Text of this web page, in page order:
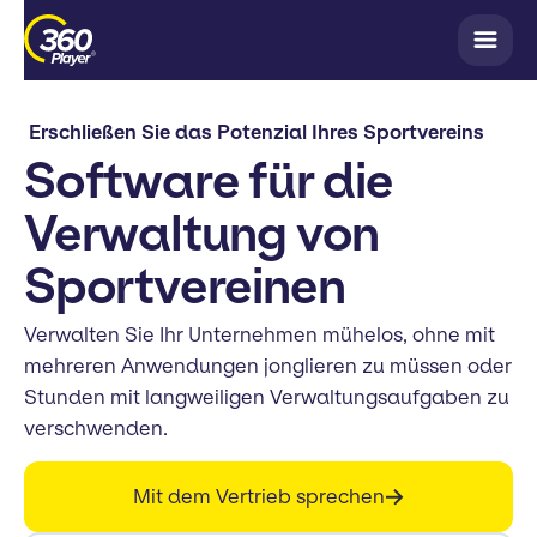
Erschließen Sie das Potenzial Ihres Sportvereins
Software für die
Verwaltung von
Sportvereinen
Verwalten Sie Ihr Unternehmen mühelos, ohne mit
mehreren Anwendungen jonglieren zu müssen oder
Stunden mit langweiligen Verwaltungsaufgaben zu
verschwenden.
Mit dem Vertrieb sprechen